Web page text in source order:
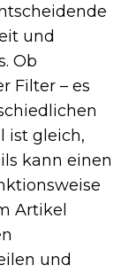
und
Ob
Filter – es
ist gleich,
kann einen
Artikel
und